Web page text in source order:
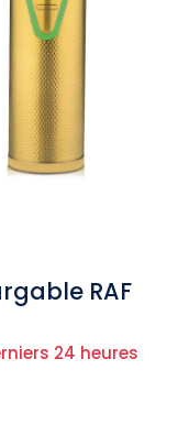
RAF
24 heures